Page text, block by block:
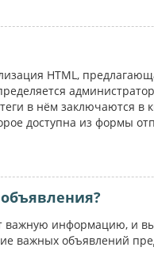
HTML,
в нём заключаются в
доступна из формы
важную информацию, и
важных объявлений